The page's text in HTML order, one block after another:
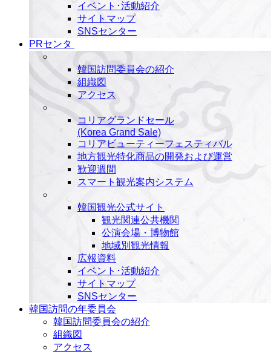
イベント･活動紹介
サイトマップ
SNSセンター
PRセンタ
韓国訪問委員会の紹介
組織図
アクセス
コリアグランドセール
(Korea Grand Sale)
コリアビューティーフェスティバル
地方観光特化商品の開発および運営
歓迎週間
スマート観光案内システム
韓国観光公式サイト
観光関連公共機関
公演会場・博物館
地域別観光情報
広報資料
イベント･活動紹介
サイトマップ
SNSセンター
韓国訪問の年委員会
韓国訪問委員会の紹介
組織図
アクセス